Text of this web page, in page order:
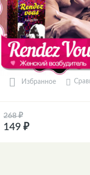
Избранное
268 ₽
149 ₽